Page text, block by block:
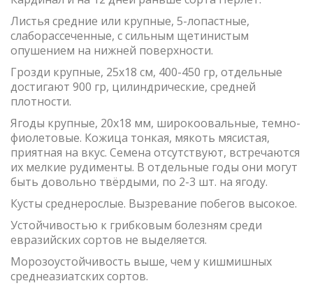
Листья средние или крупные, 5-лопастные,
слаборассеченные, с сильным щетинистым
опушением на нижней поверхности.
Грозди крупные, 25х18 см, 400-450 гр, отдельные
достигают 900 гр, цилиндрические, средней
плотности.
Ягоды крупные, 20х18 мм, широкоовальные, темно-
фиолетовые. Кожица тонкая, мякоть мясистая,
приятная на вкус. Семена отсутствуют, встречаются
их мелкие рудименты. В отдельные годы они могут
быть довольно твёрдыми, по 2-3 шт. на ягоду.
Кусты среднерослые. Вызревание побегов высокое.
Устойчивостью к грибковым болезням среди
евразийских сортов не выделяется.
Морозоустойчивость выше, чем у кишмишных
среднеазиатских сортов.